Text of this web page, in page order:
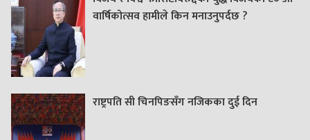
वार्षिकोत्सव हामीले किन मनाउनुपर्दछ ?
राष्ट्रपति सी चिनपिङसँग नजिकका दुई दिन